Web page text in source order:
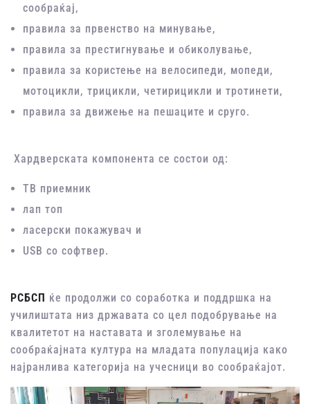
сообраќај,
правила за првенство на минување,
правила за престигнување и обиколување,
правила за користење на велосипеди, мопеди,
мотоцикли, трицикли, четирицикли и тротинети,
правила за движење на пешаците и сруго.
Хардверската компонента се состои од:
ТВ приемник
лап топ
ласерски покажувач и
USB со софтвер.
РСБСП ќе продолжи со соработка и поддршка на
училиштата низ државата со цел подобрување на
квалитетот на наставата и зголемување на
сообраќајната култура на младата популација како
најранлива категорија на учесници во сообраќајот.